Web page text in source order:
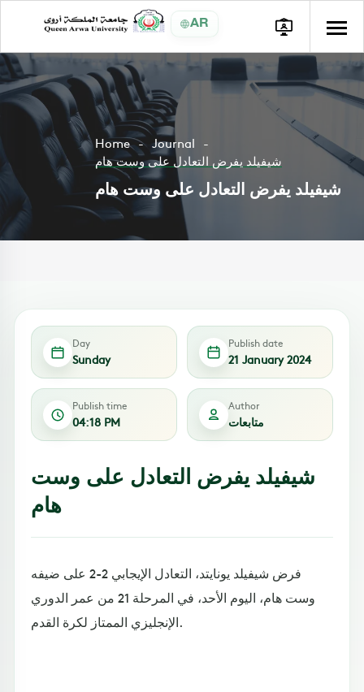
AR
Home
Journal
شيفيلد يفرض التعادل على وست هام
شيفيلد يفرض التعادل على وست هام
Day
Sunday
Publish date
21 January 2024
Publish time
04:18 PM
Author
متابعات
شيفيلد يفرض التعادل على وست
هام
فرض شيفيلد يونايتد، التعادل الإيجابي 2-2 على ضيفه
وست هام، اليوم الأحد، في المرحلة 21 من عمر الدوري
الإنجليزي الممتاز لكرة القدم.